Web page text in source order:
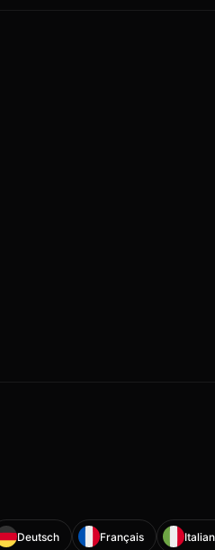
Deutsch Français